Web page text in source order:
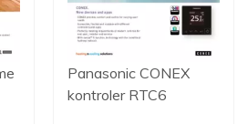
Panasonic CONEX
kontroler RTC6